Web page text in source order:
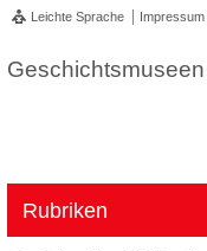
Leichte Sprache Impressum
Geschichtsmuseen
Rubriken